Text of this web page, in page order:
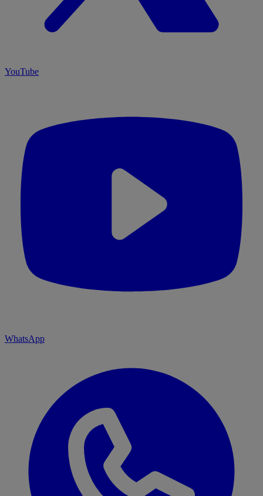
YouTube
WhatsApp